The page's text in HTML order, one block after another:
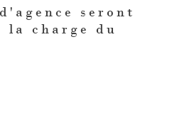
seront
la charge du